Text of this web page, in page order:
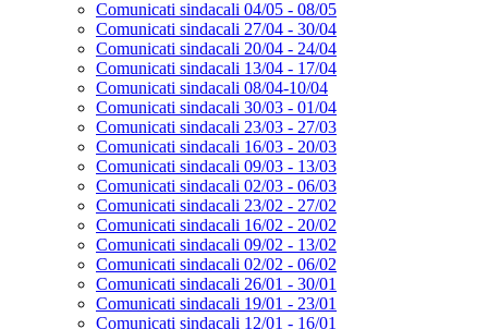
Comunicati sindacali 04/05 - 08/05
Comunicati sindacali 27/04 - 30/04
Comunicati sindacali 20/04 - 24/04
Comunicati sindacali 13/04 - 17/04
Comunicati sindacali 08/04-10/04
Comunicati sindacali 30/03 - 01/04
Comunicati sindacali 23/03 - 27/03
Comunicati sindacali 16/03 - 20/03
Comunicati sindacali 09/03 - 13/03
Comunicati sindacali 02/03 - 06/03
Comunicati sindacali 23/02 - 27/02
Comunicati sindacali 16/02 - 20/02
Comunicati sindacali 09/02 - 13/02
Comunicati sindacali 02/02 - 06/02
Comunicati sindacali 26/01 - 30/01
Comunicati sindacali 19/01 - 23/01
Comunicati sindacali 12/01 - 16/01